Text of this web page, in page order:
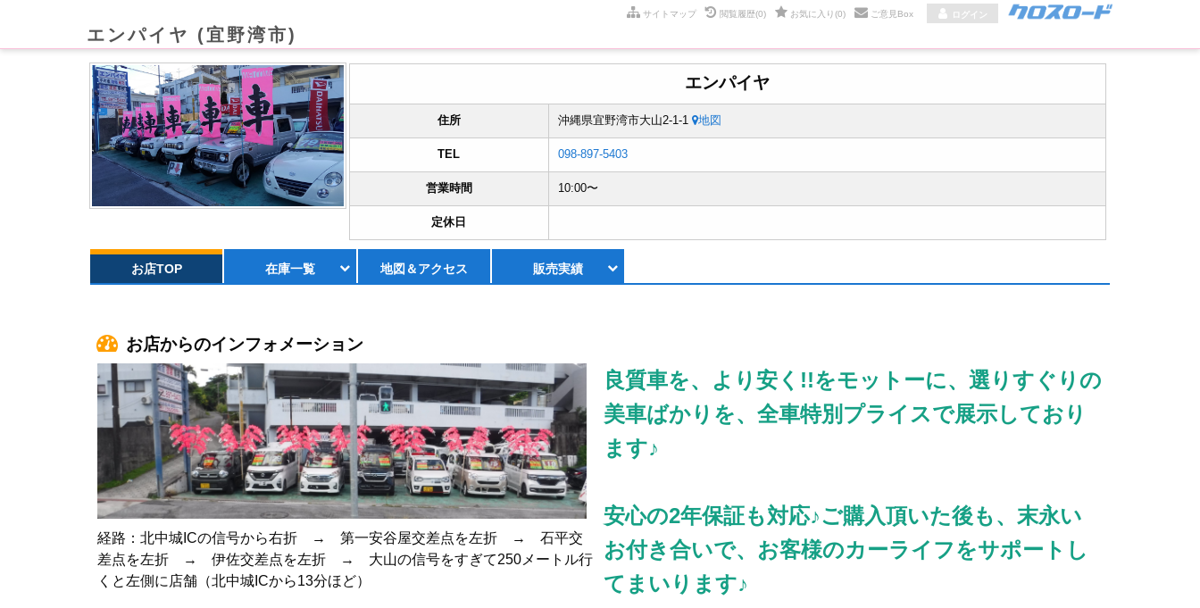
ログイン
ご意見Box
お気に入り(0)
閲覧履歴(0)
サイトマップ
エンパイヤ (宜野湾市)
エンパイヤ
住所 沖縄県宜野湾市大山2-1-1 地図
TEL 098-897-5403
営業時間 10:00〜
定休日
お店TOP 在庫一覧 地図＆アクセス 販売実績
お店からのインフォメーション
経路：北中城ICの信号から右折 → 第一安谷屋交差点を左折 → 石平交
差点を左折 → 伊佐交差点を左折 → 大山の信号をすぎて250メートル行
くと左側に店舗（北中城ICから13分ほど）
良質車を、より安く!!をモットーに、選りすぐりの
美車ばかりを、全車特別プライスで展示しており
ます♪
安心の2年保証も対応♪ご購入頂いた後も、末永い
お付き合いで、お客様のカーライフをサポートし
てまいります♪